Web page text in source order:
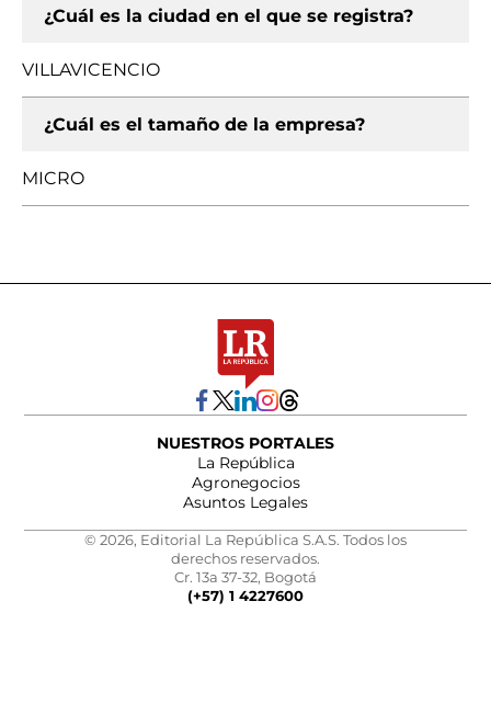
¿Cuál es la ciudad en el que se registra?
VILLAVICENCIO
¿Cuál es el tamaño de la empresa?
MICRO
NUESTROS PORTALES
La República
Agronegocios
Asuntos Legales
© 2026, Editorial La República S.A.S. Todos los
derechos reservados.
Cr. 13a 37-32, Bogotá
(+57) 1 4227600